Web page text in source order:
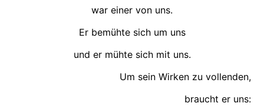
war einer von uns.
Er bemühte sich um uns
und er mühte sich mit uns.
Um sein Wirken zu vollenden,
braucht er uns: